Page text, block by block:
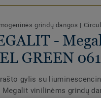
grindų dangos |
-
GREEN
gylis su
Megalit vinilinėms grindų